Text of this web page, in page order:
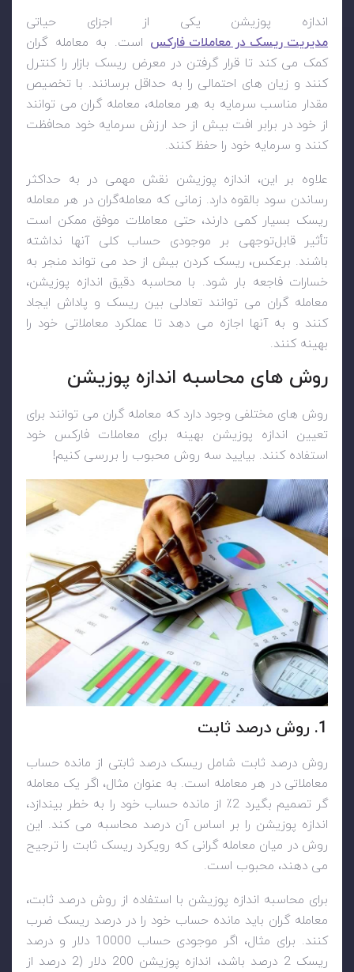
اندازه پوزیشن یکی از اجزای حیاتی
مدیریت ریسک در معاملات فارکس است. به معامله گران
کمک می کند تا قرار گرفتن در معرض ریسک بازار را کنترل
کنند و زیان های احتمالی را به حداقل برسانند. با تخصیص
مقدار مناسب سرمایه به هر معامله، معامله گران می توانند
از خود در برابر افت بیش از حد ارزش سرمایه خود محافظت
کنند و سرمایه خود را حفظ کنند.
علاوه بر این، اندازه پوزیشن نقش مهمی در به حداکثر
رساندن سود بالقوه دارد. زمانی که معامله‌گران در هر معامله
ریسک بسیار کمی دارند، حتی معاملات موفق ممکن است
تأثیر قابل‌توجهی بر موجودی حساب کلی آنها نداشته
باشند. برعکس، ریسک کردن بیش از حد می تواند منجر به
خسارات فاجعه بار شود. با محاسبه دقیق اندازه پوزیشن،
معامله گران می توانند تعادلی بین ریسک و پاداش ایجاد
کنند و به آنها اجازه می دهد تا عملکرد معاملاتی خود را
بهینه کنند.
روش های محاسبه اندازه پوزیشن
روش های مختلفی وجود دارد که معامله گران می توانند برای
تعیین اندازه پوزیشن بهینه برای معاملات فارکس خود
استفاده کنند. بیایید سه روش محبوب را بررسی کنیم!
1. روش درصد ثابت
روش درصد ثابت شامل ریسک درصد ثابتی از مانده حساب
معاملاتی در هر معامله است. به عنوان مثال، اگر یک معامله
گر تصمیم بگیرد 2٪ از مانده حساب خود را به خطر بیندازد،
اندازه پوزیشن را بر اساس آن درصد محاسبه می کند. این
روش در میان معامله گرانی که رویکرد ریسک ثابت را ترجیح
می دهند، محبوب است.
برای محاسبه اندازه پوزیشن با استفاده از روش درصد ثابت،
معامله گران باید مانده حساب خود را در درصد ریسک ضرب
کنند. برای مثال، اگر موجودی حساب 10000 دلار و درصد
ریسک 2 درصد باشد، اندازه پوزیشن 200 دلار (2 درصد از